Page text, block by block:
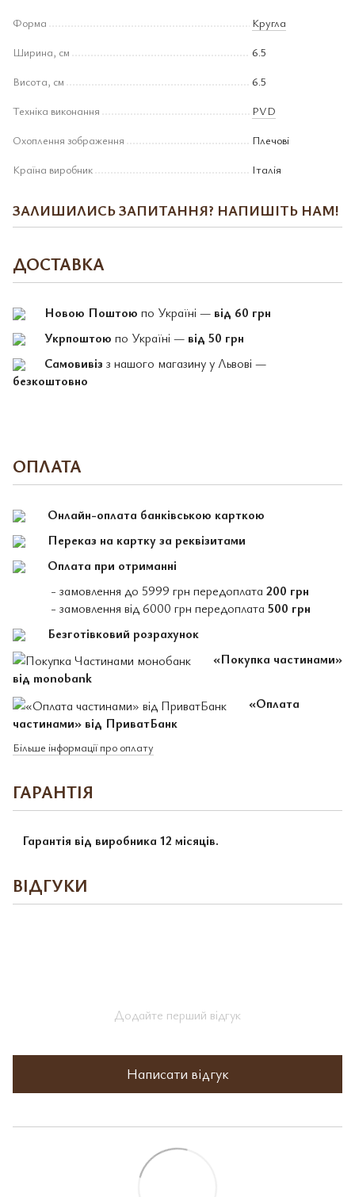
Форма
Кругла
Ширина, см
6.5
Висота, см
6.5
Техніка виконання
PVD
Охоплення зображення
Плечові
Країна виробник
Італія
ЗАЛИШИЛИСЬ ЗАПИТАННЯ? НАПИШІТЬ НАМ!
ДОСТАВКА
Новою Поштою по Україні — від 60 грн
Укрпоштою по Україні — від 50 грн
Самовивіз з нашого магазину у Львові —
безкоштовно
ОПЛАТА
Онлайн-оплата банківською карткою
Переказ на картку за реквізитами
Оплата при отриманні
- замовлення до 5999 грн передоплата 200 грн
- замовлення від 6000 грн передоплата 500 грн
Безготівковий розрахунок
«Покупка частинами»
від monobank
«Оплата
частинами» від ПриватБанк
Більше інформації про оплату
ГАРАНТІЯ
Гарантія від виробника 12 місяців.
ВІДГУКИ
Додайте перший відгук
Написати відгук